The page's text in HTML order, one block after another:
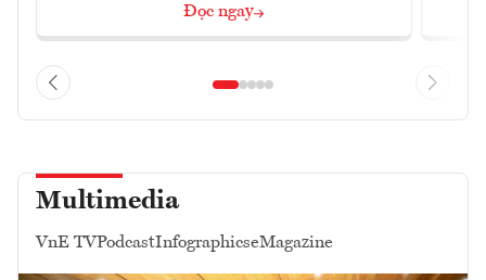
Đọc ngay
Multimedia
VnE TVPodcastInfographicseMagazine